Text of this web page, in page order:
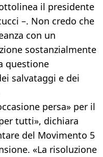
il presidente
–. Non credo che
con un
sostanzialmente
questione
salvataggi e dei
persa» per il
tutti», dichiara
del Movimento 5
«La risoluzione